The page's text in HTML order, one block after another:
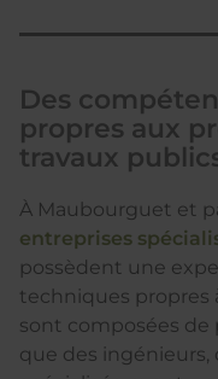
Des
propres aux
travaux
À Maubourguet et
entreprises
possèdent une
techniques propres
sont composées de
que des ingénieurs,